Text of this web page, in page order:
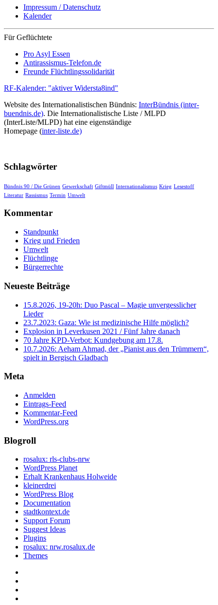
Impressum / Datenschutz
Kalender
Für Geflüchtete
Pro Asyl Essen
Antirassismus-Telefon.de
Freunde Flüchtlingssolidarität
RF-Kalender: "aktiver Widersta8ind"
Website des Internationalistischen Bündnis: InterBündnis (inter-
buendnis.de). Die Internationalistische Liste / MLPD
(InterListe/MLPD) hat eine eigenständige
Homepage (inter-liste.de)
Schlagwörter
Bündnis 90 / Die Grünen Gewerkschaft Giftmüll Internationalismus Krieg Lesestoff
Literatur Rassismus Termin Umwelt
Kommentar
Standpunkt
Krieg und Frieden
Umwelt
Flüchtlinge
Bürgerrechte
Neueste Beiträge
15.8.2026, 19-20h: Duo Pascal – Magie unvergesslicher
Lieder
23.7.2023: Gaza: Wie ist medizinische Hilfe möglich?
Explosion in Leverkusen 2021 / Fünf Jahre danach
70 Jahre KPD‑Verbot: Kundgebung am 17.8.
10.7.2026: Aeham Ahmad, der „Pianist aus den Trümmern“,
spielt in Bergisch Gladbach
Meta
Anmelden
Eintrags-Feed
Kommentar-Feed
WordPress.org
Blogroll
rosalux: rls-clubs-nrw
WordPress Planet
Erhalt Krankenhaus Holweide
kleinerdrei
WordPress Blog
Documentation
stadtkontext.de
Support Forum
Suggest Ideas
Plugins
rosalux: nrw.rosalux.de
Themes